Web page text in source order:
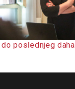
poslednjeg daha